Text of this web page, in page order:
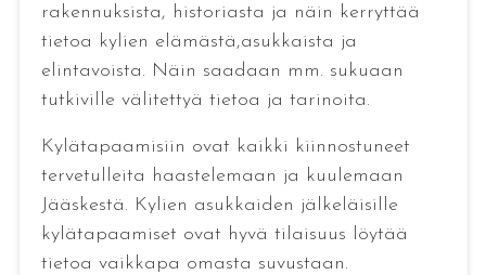
rakennuksista, historiasta ja näin kerryttää
tietoa kylien elämästä,asukkaista ja
elintavoista. Näin saadaan mm. sukuaan
tutkiville välitettyä tietoa ja tarinoita.
Kylätapaamisiin ovat kaikki kiinnostuneet
tervetulleita haastelemaan ja kuulemaan
Jääskestä. Kylien asukkaiden jälkeläisille
kylätapaamiset ovat hyvä tilaisuus löytää
tietoa vaikkapa omasta suvustaan.